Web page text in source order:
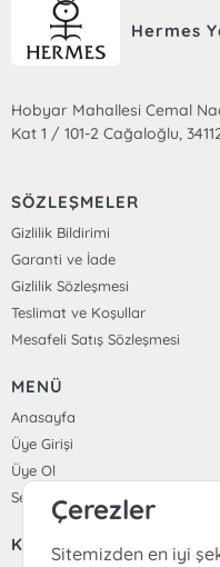
Hermes
Hobyar Mahallesi Cemal
Kat 1 / 101-2 Cağaloğlu,
SÖZLEŞMELER
Gizlilik Bildirimi
Garanti ve İade
Gizlilik Sözleşmesi
Teslimat ve Koşullar
Mesafeli Satış Sözleşmesi
MENÜ
Anasayfa
Üye Girişi
Üye Ol
Sepetim
KURUMSAL
Çerezler
Sitemizden en iyi